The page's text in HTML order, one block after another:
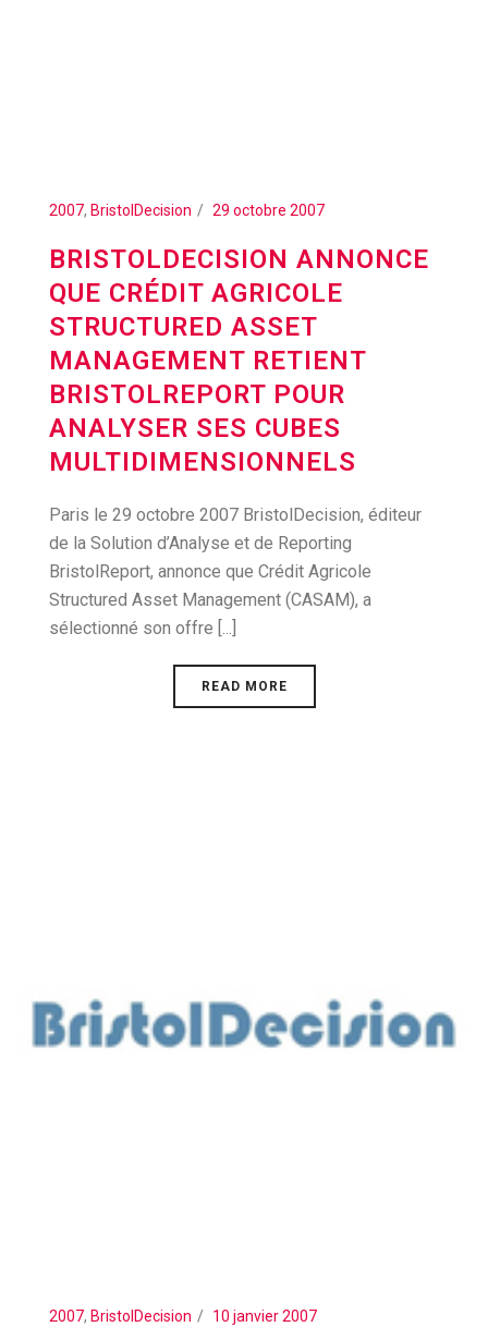
2007, BristolDecision 29 octobre 2007
BRISTOLDECISION ANNONCE
QUE CRÉDIT AGRICOLE
STRUCTURED ASSET
MANAGEMENT RETIENT
BRISTOLREPORT POUR
ANALYSER SES CUBES
MULTIDIMENSIONNELS
Paris le 29 octobre 2007 BristolDecision, éditeur
de la Solution d’Analyse et de Reporting
BristolReport, annonce que Crédit Agricole
Structured Asset Management (CASAM), a
sélectionné son offre [...]
READ MORE
2007, BristolDecision 10 janvier 2007